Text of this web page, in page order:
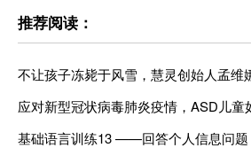
推荐阅读：
不让孩子冻毙于风雪，慧灵创始人孟维
应对新型冠状病毒肺炎疫情，ASD儿童
基础语言训练13 ——回答个人信息问题